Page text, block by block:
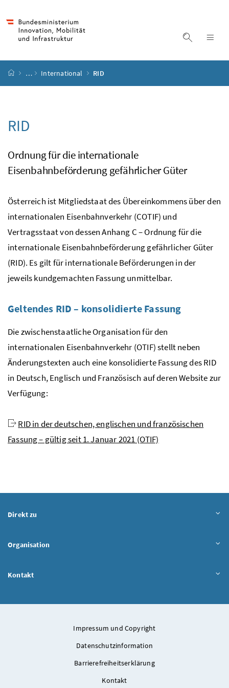
Suche
Startseite
… International RID
RID
Ordnung für die internationale
Eisenbahnbeförderung gefährlicher Güter
Österreich ist Mitgliedstaat des Übereinkommens über den
internationalen Eisenbahnverkehr (COTIF) und
Vertragsstaat von dessen Anhang C – Ordnung für die
internationale Eisenbahnbeförderung gefährlicher Güter
(RID). Es gilt für internationale Beförderungen in der
jeweils kundgemachten Fassung unmittelbar.
Geltendes RID – konsolidierte Fassung
Die zwischenstaatliche Organisation für den
internationalen Eisenbahnverkehr (OTIF) stellt neben
Änderungstexten auch eine konsolidierte Fassung des RID
in Deutsch, Englisch und Französisch auf derenWebsitezur
Verfügung:
RID in der deutschen, englischen und französischen
Fassung – gültig seit 1. Januar 2021 (OTIF)
Direkt zu
Organisation
Kontakt
Impressum und Copyright
Datenschutzinformation
Barrierefreiheitserklärung
Kontakt